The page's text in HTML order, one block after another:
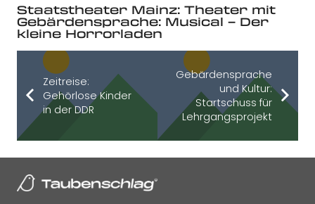
Staatstheater Mainz: Theater mit
Gebärdensprache: Musical – Der
kleine Horrorladen
Zeitreise:
Gehörlose Kinder
in der DDR
Gebärdensprache
und Kultur:
Startschuss für
Lehrgangsprojekt